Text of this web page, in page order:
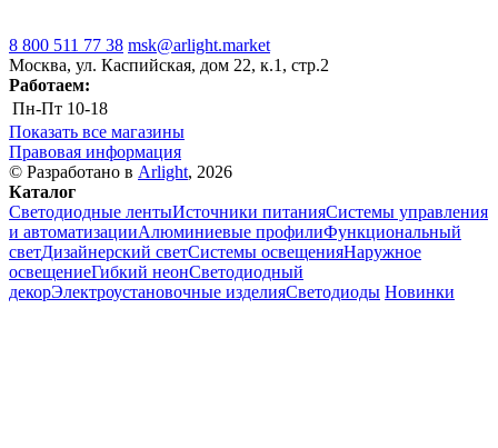
8 800 511 77 38 msk@arlight.market
Москва, ул. Каспийская, дом 22, к.1, стр.2
Работаем:
Пн-Пт 10-18
Показать все магазины
Правовая информация
© Разработано в Arlight, 2026
Каталог
Светодиодные лентыИсточники питанияСистемы управления
и автоматизацииАлюминиевые профилиФункциональный
светДизайнерский светСистемы освещенияНаружное
освещениеГибкий неонСветодиодный
декорЭлектроустановочные изделияСветодиоды Новинки